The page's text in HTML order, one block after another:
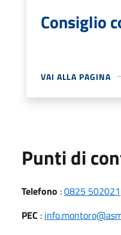
Consiglio
VAI ALLA PAGINA
Punti di
Telefono :0825 502021
PEC :